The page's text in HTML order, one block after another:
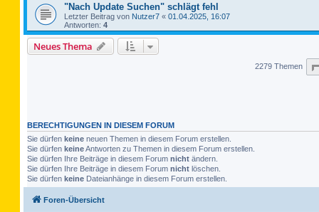
"Nach Update Suchen" schlägt fehl
Letzter Beitrag von Nutzer7 « 01.04.2025, 16:07
Antworten: 4
Neues Thema
2279 Themen
BERECHTIGUNGEN IN DIESEM FORUM
Sie dürfen keine neuen Themen in diesem Forum erstellen.
Sie dürfen keineAntworten zu Themen in diesem Forum erstellen.
Sie dürfen Ihre Beiträge in diesem Forum nicht ändern.
Sie dürfen Ihre Beiträge in diesem Forum nicht löschen.
Sie dürfen keine Dateianhänge in diesem Forum erstellen.
Foren-Übersicht